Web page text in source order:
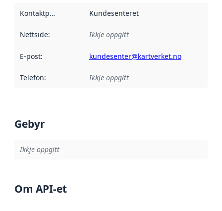
Kontaktpunkt Kundesenteret
Nettside: Ikkje oppgitt
E-post: kundesenter@kartverket.no
Telefon: Ikkje oppgitt
Gebyr
Ikkje oppgitt
Om API-et